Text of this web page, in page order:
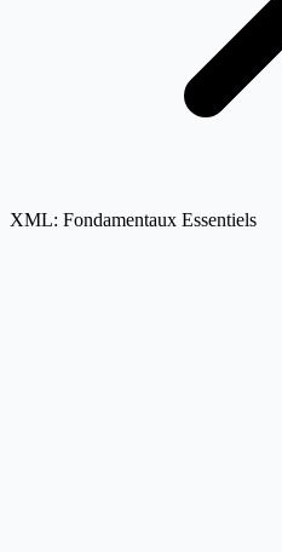
XML: Fondamentaux Essentiels